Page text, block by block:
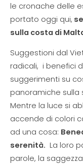
le cronache delle
portato oggi qui,
sulla costa di
Suggestioni dal
radicali, i benefici
suggerimenti su
panoramiche sulla
Mentre la luce si
accende di colori
ad una cosa:
serenità. La loro
parole, la